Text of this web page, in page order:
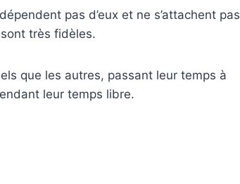
pas d’eux et ne s’attachent pas
très fidèles.
que les autres, passant leur temps à
leur temps libre.